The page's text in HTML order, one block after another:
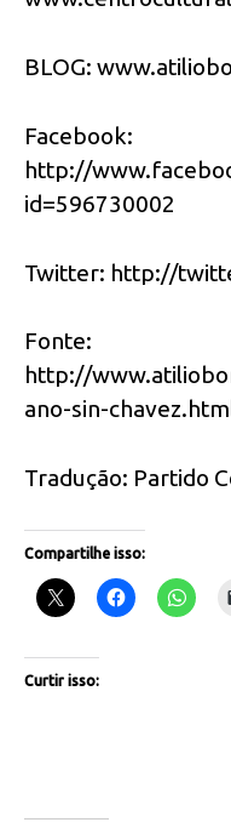
BLOG:
Facebook:
http://
id=596730002
Twitter: http://
Fonte:
http://
ano-sin-
Tradução: Partido
Compartilhe isso:
Curtir isso: